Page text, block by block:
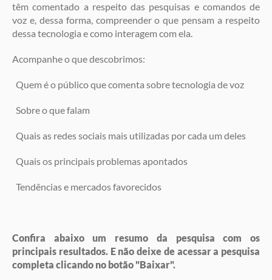
têm comentado a respeito das pesquisas e comandos de
voz e, dessa forma, compreender o que pensam a respeito
dessa tecnologia e como interagem com ela.
Acompanhe o que descobrimos:
Quem é o público que comenta sobre tecnologia de voz
Sobre o que falam
Quais as redes sociais mais utilizadas por cada um deles
Quais os principais problemas apontados
Tendências e mercados favorecidos
Confira abaixo um resumo da pesquisa com os
principais resultados. E não deixe de acessar a pesquisa
completa clicando no botão "Baixar".